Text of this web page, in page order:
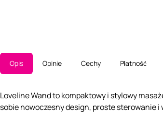
Opis Opinie Cechy Płatność
Loveline Wand to kompaktowy i stylowy
sobie nowoczesny design, proste sterowanie